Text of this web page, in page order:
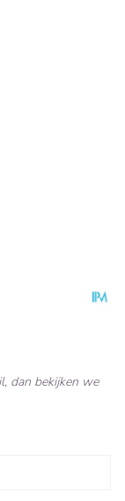
dan bekijken we